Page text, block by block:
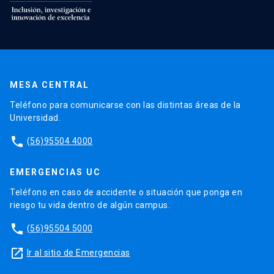
MESA CENTRAL
Teléfono para comunicarse con las distintas áreas de la
Universidad.
phone (56)95504 4000
EMERGENCIAS UC
Teléfono en caso de accidente o situación que ponga en
riesgo tu vida dentro de algún campus.
phone (56)95504 5000
launch Ir al sitio de Emergencias